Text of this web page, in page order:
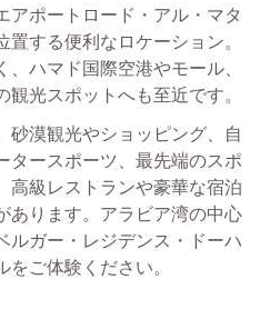
ポートロード・アル・マタ
する便利なロケーション。
ハマド国際空港やモール、
光スポットへも至近です。
漠観光やショッピング、自
ースポーツ、最先端のスポ
高級レストランや豪華な宿泊
あります。アラビア湾の中心
ガー・レジデンス・ドーハ
ご体験ください。